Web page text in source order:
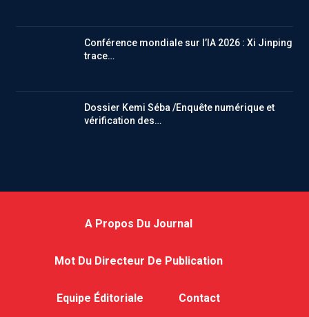
Conférence mondiale sur l’IA 2026 : Xi Jinping
trace…
Dossier Kemi Séba /Enquête numérique et
vérification des…
A Propos Du Journal
Mot Du Directeur De Publication
Equipe Éditoriale Contact